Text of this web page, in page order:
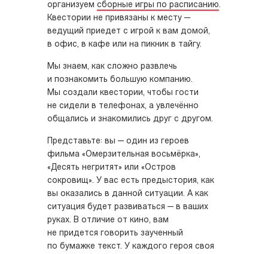
организуем сборные игры по расписанию.
Квестории не привязаны к месту —
ведущий приедет с игрой к вам домой,
в офис, в кафе или на пикник в тайгу.
Мы знаем, как сложно развлечь
и познакомить большую компанию.
Мы создали квестории, чтобы гости
не сидели в телефонах, а увлечённо
общались и знакомились друг с другом.
Представьте: вы — один из героев
фильма «Омерзительная восьмёрка»,
«Десять негритят» или «Остров
сокровищ». У вас есть предыстория, как
вы оказались в данной ситуации. А как
ситуация будет развиваться — в ваших
руках. В отличие от кино, вам
не придется говорить заученный
по бумажке текст. У каждого героя своя